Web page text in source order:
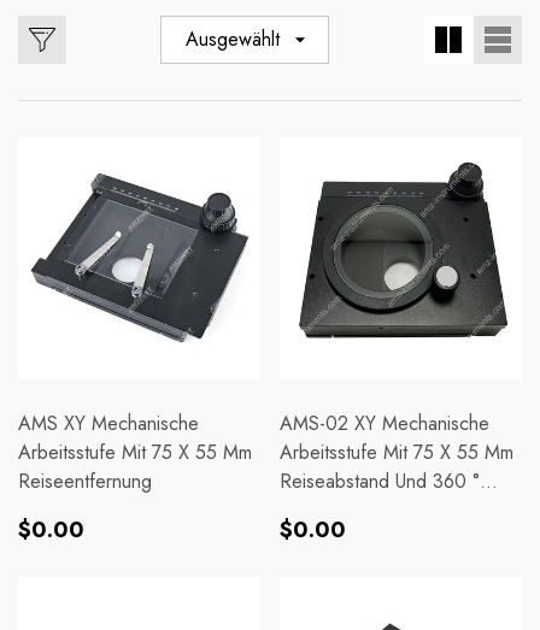
Ausgewählt
AMS XY Mechanische
Arbeitsstufe Mit 75 X 55 Mm
Reiseentfernung
Normaler
$0.00
AMS-02 XY Mechanische
Arbeitsstufe Mit 75 X 55 Mm
Reiseabstand Und 360 °
Normaler
$0.00